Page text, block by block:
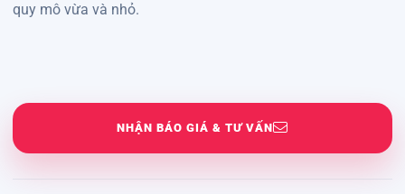
quy mô vừa và nhỏ.
NHẬN BÁO GIÁ & TƯ VẤN